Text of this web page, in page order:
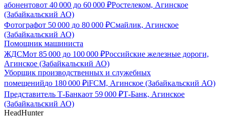
абонентовот 40 000 до 60 000 ₽Ростелеком, Агинское
(Забайкальский АО)
Фотографот 50 000 до 80 000 ₽Смайлик, Агинское
(Забайкальский АО)
Помощник машиниста
ЖДСМот 85 000 до 100 000 ₽Российские железные дороги,
Агинское (Забайкальский АО)
Уборщик производственных и служебных
помещенийдо 180 000 ₽iFCM, Агинское (Забайкальский АО)
Представитель Т-Банкаот 59 000 ₽Т-Банк, Агинское
(Забайкальский АО)
HeadHunter